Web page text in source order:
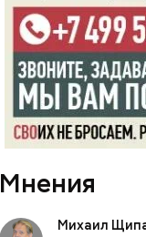
Мнения
Михаил